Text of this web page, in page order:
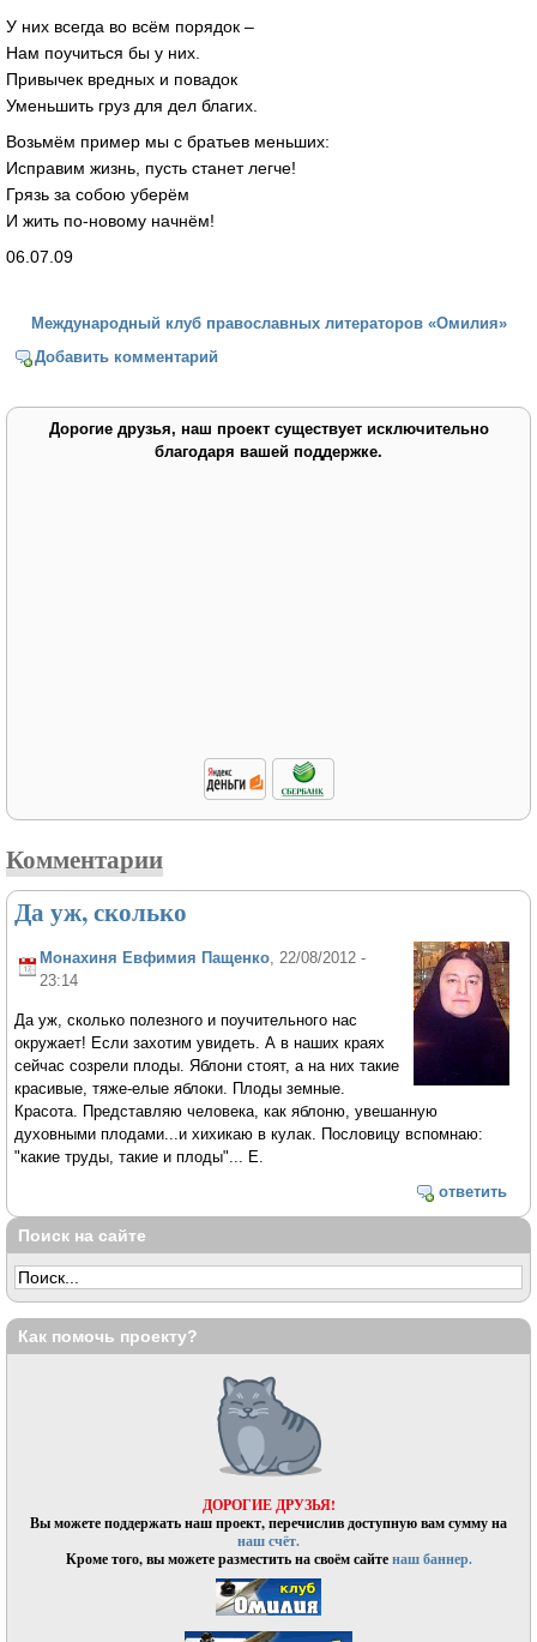
У них всегда во всём порядок –
Нам поучиться бы у них.
Привычек вредных и повадок
Уменьшить груз для дел благих.
Возьмём пример мы с братьев меньших:
Исправим жизнь, пусть станет легче!
Грязь за собою уберём
И жить по-новому начнём!
06.07.09
Международный клуб православных литераторов «Омилия»
Добавить комментарий
Дорогие друзья, наш проект существует исключительно
благодаря вашей поддержке.
Комментарии
Да уж, сколько
Монахиня Евфимия Пащенко, 22/08/2012 -
23:14
Да уж, сколько полезного и поучительного нас
окружает! Если захотим увидеть. А в наших краях
сейчас созрели плоды. Яблони стоят, а на них такие
красивые, тяже-елые яблоки. Плоды земные.
Красота. Представляю человека, как яблоню, увешанную
духовными плодами...и хихикаю в кулак. Пословицу вспомнаю:
"какие труды, такие и плоды"... Е.
ответить
Поиск на сайте
Как помочь проекту?
ДОРОГИЕ ДРУЗЬЯ!
Вы можете поддержать наш проект, перечислив доступную вам сумму на
наш счёт.
Кроме того, вы можете разместить на своём сайтенаш баннер.